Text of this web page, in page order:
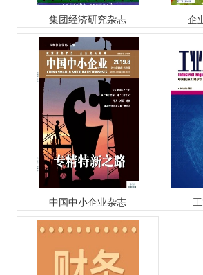
集团经济研究杂志 企
中国中小企业杂志